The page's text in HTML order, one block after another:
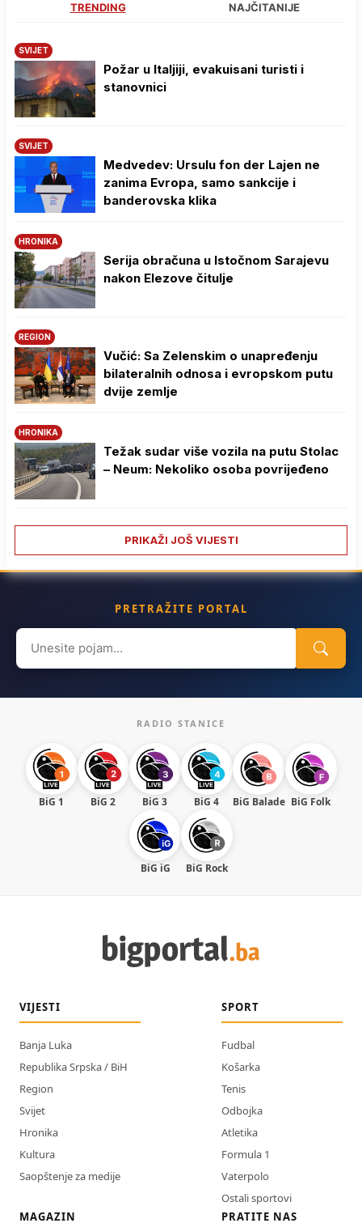
TRENDING NAJČITANIJE
SVIJET
Požar u Italjiji, evakuisani turisti i
stanovnici
SVIJET
Medvedev: Ursulu fon der Lajen ne
zanima Evropa, samo sankcije i
banderovska klika
HRONIKA
Serija obračuna u Istočnom Sarajevu
nakon Elezove čitulje
REGION
Vučić: Sa Zelenskim o unapređenju
bilateralnih odnosa i evropskom putu
dvije zemlje
HRONIKA
Težak sudar više vozila na putu Stolac
– Neum: Nekoliko osoba povrijeđeno
PRIKAŽI JOŠ VIJESTI
PRETRAŽITE PORTAL
Search
for:
RADIO STANICE
BiG 1 BiG 2 BiG 3 BiG 4 BiG Balade BiG Folk
BiG iG BiG Rock
VIJESTI
Banja Luka
Republika Srpska / BiH
Region
Svijet
Hronika
Kultura
Saopštenje za medije
SPORT
Fudbal
Košarka
Tenis
Odbojka
Atletika
Formula 1
Vaterpolo
Ostali sportovi
MAGAZIN
PRATITE NAS